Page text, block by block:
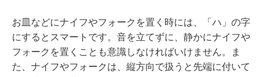
お皿などにナイフやフォークを置く時には、「ハ」の字
にするとスマートです。音を立てずに、静かにナイフや
フォークを置くことも意識しなければいけません。ま
た、ナイフやフォークは、縦方向で扱うと先端に付いて